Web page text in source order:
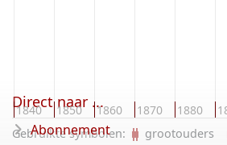
1840 1850 1860 1870 1880
Gebruikte symbolen: grootouders
Direct naar ...
Abonnement